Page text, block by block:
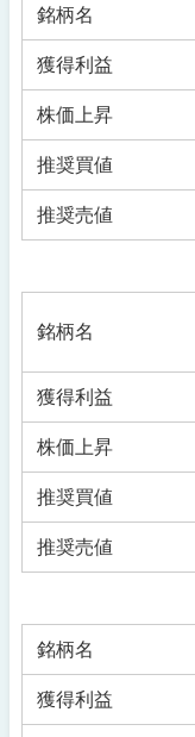
銘柄名
獲得利益
株価上昇
推奨買値
推奨売値
銘柄名
獲得利益
株価上昇
推奨買値
推奨売値
銘柄名
獲得利益